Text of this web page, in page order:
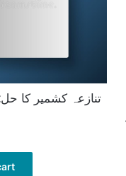
تنازعہ کشمیر کا